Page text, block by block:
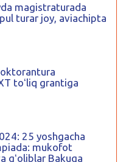
magistraturada
turar joy, aviachipta
toʻliq grantiga
25 yoshgacha
mukofot
gʻoliblar Bakuga